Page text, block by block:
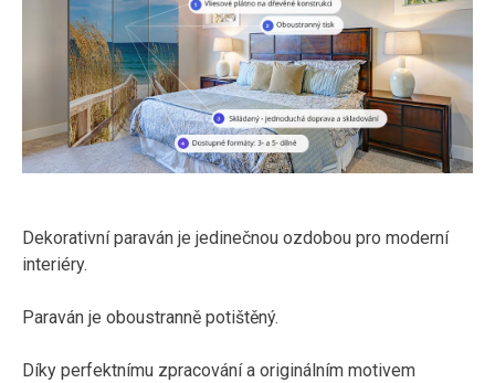
Dekorativní paraván je jedinečnou ozdobou pro moderní
interiéry.
Paraván je oboustranně potištěný.
Díky perfektnímu zpracování a originálním motivem